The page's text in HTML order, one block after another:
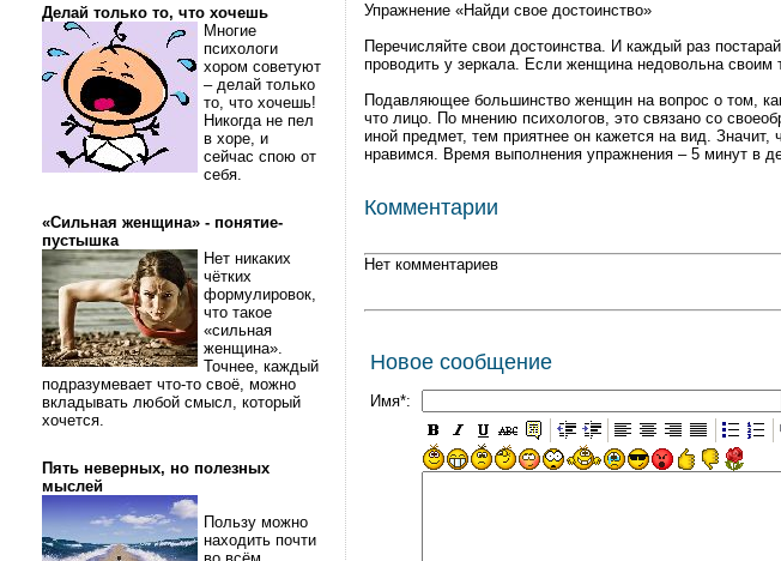
Делай только то, что хочешь
Многие
психологи
хором советуют
– делай только
то, что хочешь!
Никогда не пел
в хоре, и
сейчас спою от
себя.
«Сильная женщина» - понятие-
пустышка
Нет никаких
чётких
формулировок,
что такое
«сильная
женщина».
Точнее, каждый
подразумевает что-то своё, можно
вкладывать любой смысл, который
хочется.
Пять неверных, но полезных
мыслей
Пользу можно
находить почти
Упражнение «Найди свое достоинство»
Перечисляйте свои достоинства. И каждый раз
проводить у зеркала. Если женщина недовольна
Подавляющее большинство женщин на вопрос о том,
что лицо. По мнению психологов, это связано со
иной предмет, тем приятнее он кажется на вид.
нравимся. Время выполнения упражнения – 5 минут в
Комментарии
Нет комментариев
Новое сообщение
Имя*: